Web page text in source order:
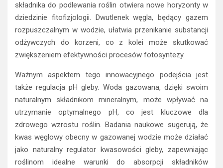
składnika do podlewania roślin otwiera nowe horyzonty w
dziedzinie fitofizjologii. Dwutlenek węgla, będący gazem
rozpuszczalnym w wodzie, ułatwia przenikanie substancji
odżywczych do korzeni, co z kolei może skutkować
zwiększeniem efektywności procesów fotosyntezy.
Ważnym aspektem tego innowacyjnego podejścia jest
także regulacja pH gleby. Woda gazowana, dzięki swoim
naturalnym składnikom mineralnym, może wpływać na
utrzymanie optymalnego pH, co jest kluczowe dla
zdrowego wzrostu roślin. Badania naukowe sugerują, że
kwas węglowy obecny w gazowanej wodzie może działać
jako naturalny regulator kwasowości gleby, zapewniając
roślinom idealne warunki do absorpcji składników